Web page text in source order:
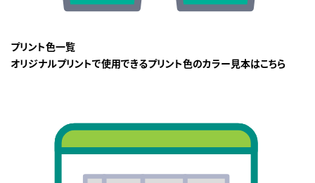
プリント色一覧
オリジナルプリントで使用できるプリント色のカラー見本はこちら